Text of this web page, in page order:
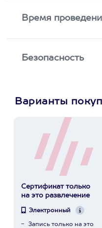
Время
Безопасность
Варианты
Сертификат только
на это развлечение
Электронный
Запись только на это